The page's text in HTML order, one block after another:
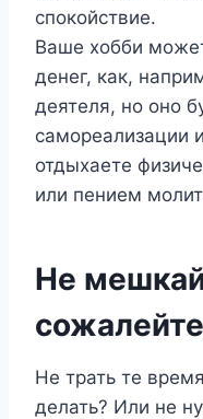
спокойствие.
Ваше хобби
денег, как,
деятеля, но оно
самореализации
отдыхаете
или пением
Не
Не трать те
делать? Или не